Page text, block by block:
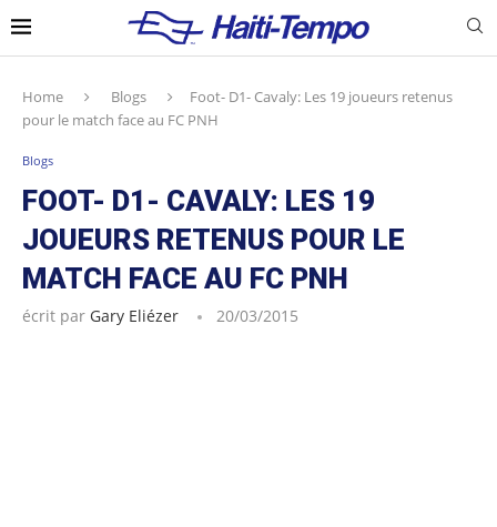
Home Blogs
Foot- D1- Cavaly: Les 19 joueurs retenus
pour le match face au FC PNH
Blogs
FOOT- D1- CAVALY: LES 19
JOUEURS RETENUS POUR LE
MATCH FACE AU FC PNH
écrit par Gary Eliézer 20/03/2015